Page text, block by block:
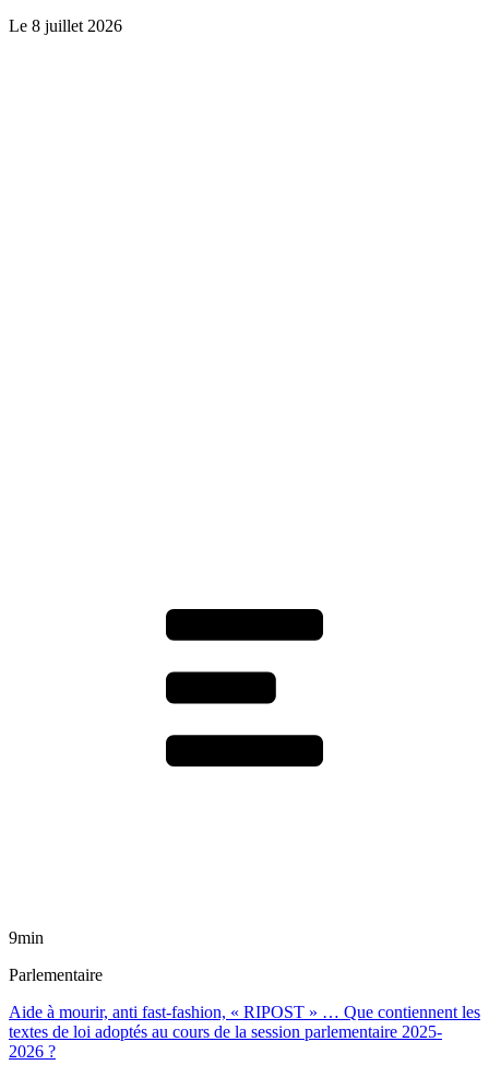
Le 8 juillet 2026
9min
Parlementaire
Aide à mourir, anti fast-fashion, « RIPOST » … Que contiennent les
textes de loi adoptés au cours de la session parlementaire 2025-
2026 ?